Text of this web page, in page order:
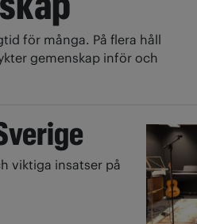
för många. På flera håll
gemenskap inför och
viktiga insatser på